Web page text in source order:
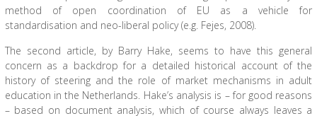
method of open coordination of EU as a vehicle for
standardisation and neo-liberal policy (e.g. Fejes, 2008).
The second article, by Barry Hake, seems to have this general
concern as a backdrop for a detailed historical account of the
history of steering and the role of market mechanisms in adult
education in the Netherlands. Hake’s analysis is – for good reasons
– based on document analysis, which of course always leaves a